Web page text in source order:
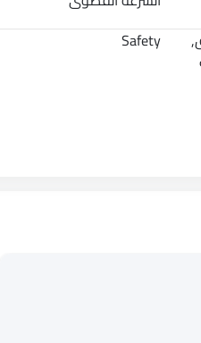
Safety